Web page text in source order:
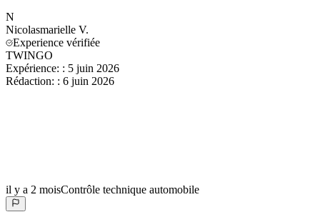
N
Nicolasmarielle V.
Experience vérifiée
TWINGO
Expérience: : 5 juin 2026
Rédaction: : 6 juin 2026
il y a 2 moisContrôle technique automobile